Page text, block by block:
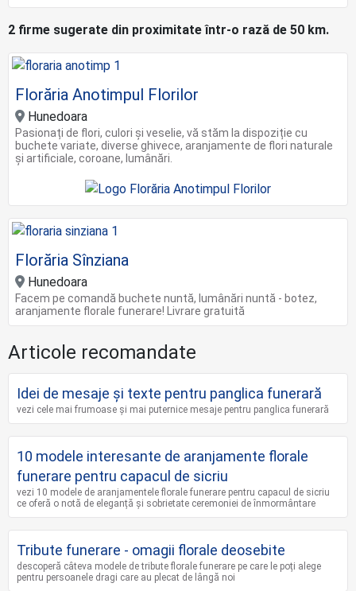
2 firme sugerate din proximitate într-o rază de 50 km.
Florăria Anotimpul Florilor
Hunedoara
Pasionați de flori, culori și veselie, vă stăm la dispoziție cu
buchete variate, diverse ghivece, aranjamente de flori naturale
și artificiale, coroane, lumânări.
Florăria Sînziana
Hunedoara
Facem pe comandă buchete nuntă, lumânări nuntă - botez,
aranjamente florale funerare! Livrare gratuită
Articole recomandate
Idei de mesaje și texte pentru panglica funerară
vezi cele mai frumoase și mai puternice mesaje pentru panglica funerară
10 modele interesante de aranjamente florale
funerare pentru capacul de sicriu
vezi 10 modele de aranjamentele florale funerare pentru capacul de sicriu
ce oferă o notă de eleganță și sobrietate ceremoniei de înmormântare
Tribute funerare - omagii florale deosebite
descoperă câteva modele de tribute florale funerare pe care le poți alege
pentru persoanele dragi care au plecat de lângă noi